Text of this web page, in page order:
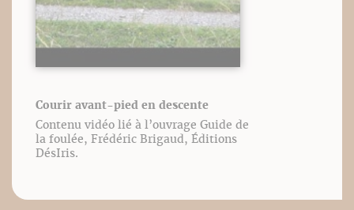
Courir avant-pied en descente
Contenu vidéo lié à l’ouvrage Guide de
la foulée, Frédéric Brigaud, Éditions
DésIris.